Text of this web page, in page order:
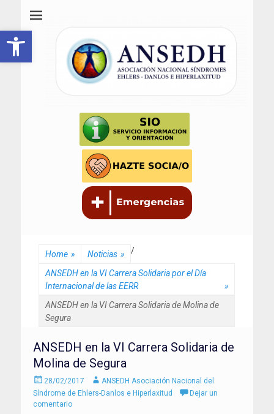
Abrir barra de herramientas
Home » Noticias » /
ANSEDH en la VI Carrera Solidaria por el Día
Internacional de las EERR
»
ANSEDH en la VI Carrera Solidaria de Molina de
Segura
ANSEDH en la VI Carrera Solidaria de
Molina de Segura
Enviado
el
28/02/2017 AutorANSEDH Asociación Nacional del
Síndrome de Ehlers-Danlos e Hiperlaxitud
Dejar un
comentario